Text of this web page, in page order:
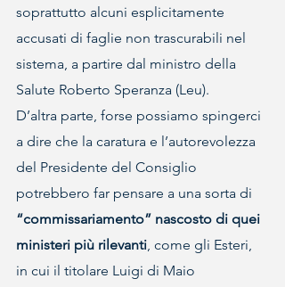
soprattutto alcuni esplicitamente
accusati di faglie non trascurabili nel
sistema, a partire dal ministro della
Salute Roberto Speranza (Leu).
D’altra parte, forse possiamo spingerci
a dire che la caratura e l’autorevolezza
del Presidente del Consiglio
potrebbero far pensare a una sorta di
“commissariamento” nascosto di quei
ministeri più rilevanti, come gli Esteri,
in cui il titolare Luigi di Maio